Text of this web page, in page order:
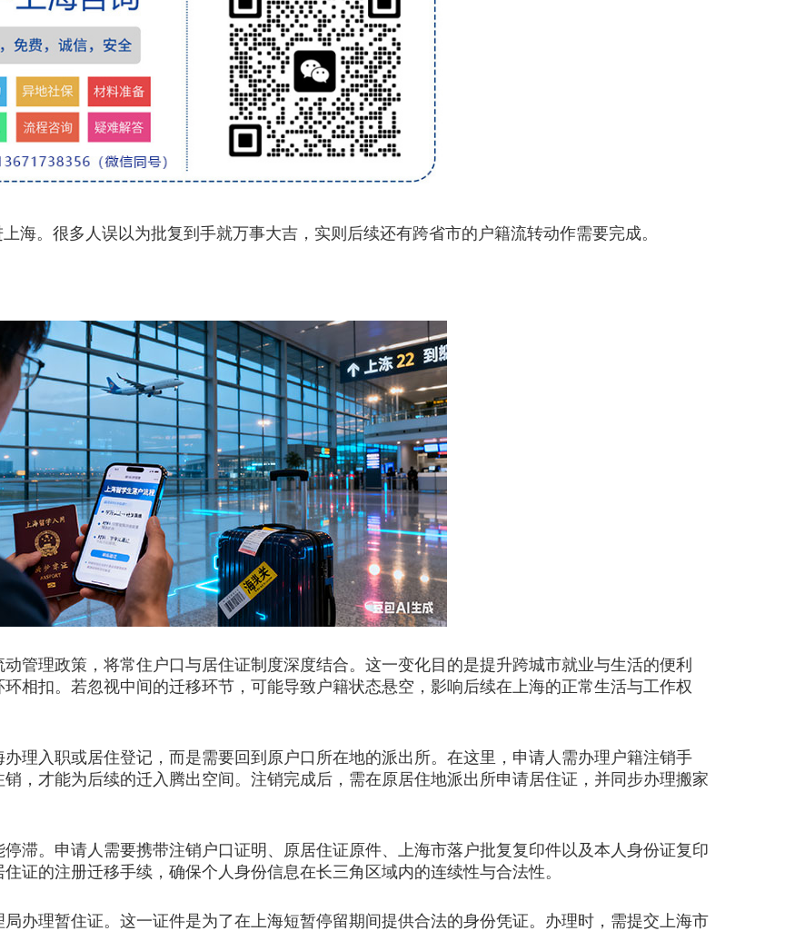
。很多人误以为批复到手就万事大吉，实则后续还有跨省市的户籍流转动作需要完成。
理政策，将常住户口与居住证制度深度结合。这一变化目的是提升跨城市就业与生活的便利
相扣。若忽视中间的迁移环节，可能导致户籍状态悬空，影响后续在上海的正常生活与工作权
入职或居住登记，而是需要回到原户口所在地的派出所。在这里，申请人需办理户籍注销手
，才能为后续的迁入腾出空间。注销完成后，需在原居住地派出所申请居住证，并同步办理搬家
。申请人需要携带注销户口证明、原居住证原件、上海市落户批复复印件以及本人身份证复印
证的注册迁移手续，确保个人身份信息在长三角区域内的连续性与合法性。
理暂住证。这一证件是为了在上海短暂停留期间提供合法的身份凭证。办理时，需提交上海市